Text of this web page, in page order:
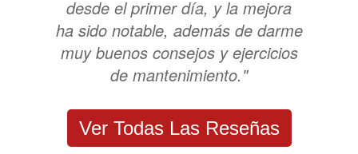
desde el primer día, y la mejora
ha sido notable, además de darme
muy buenos consejos y ejercicios
de mantenimiento."
Ver Todas Las Reseñas